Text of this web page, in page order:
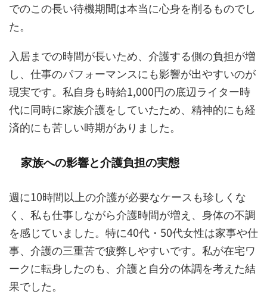
でのこの長い待機期間は本当に心身を削るものでし
た。
入居までの時間が長いため、介護する側の負担が増
し、仕事のパフォーマンスにも影響が出やすいのが
現実です。私自身も時給1,000円の底辺ライター時
代に同時に家族介護をしていたため、精神的にも経
済的にも苦しい時期がありました。
家族への影響と介護負担の実態
週に10時間以上の介護が必要なケースも珍しくな
く、私も仕事しながら介護時間が増え、身体の不調
を感じていました。特に40代・50代女性は家事や仕
事、介護の三重苦で疲弊しやすいです。私が在宅ワ
ークに転身したのも、介護と自分の体調を考えた結
果でした。